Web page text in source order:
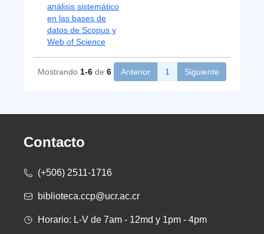
análisis sistemático
en las bases de
datos de Scopus y
Web of Science
Mostrando 1-6 de 6 Anterior 1 Siguiente
Contacto
(+506) 2511-1716
biblioteca.ccp@ucr.ac.cr
Horario: L-V de 7am - 12md y 1pm - 4pm